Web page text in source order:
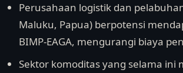
Perusahaan logistik dan
Maluku, Papua) berpotensi
BIMP-EAGA, mengurangi biaya
Sektor komoditas yang selama ini